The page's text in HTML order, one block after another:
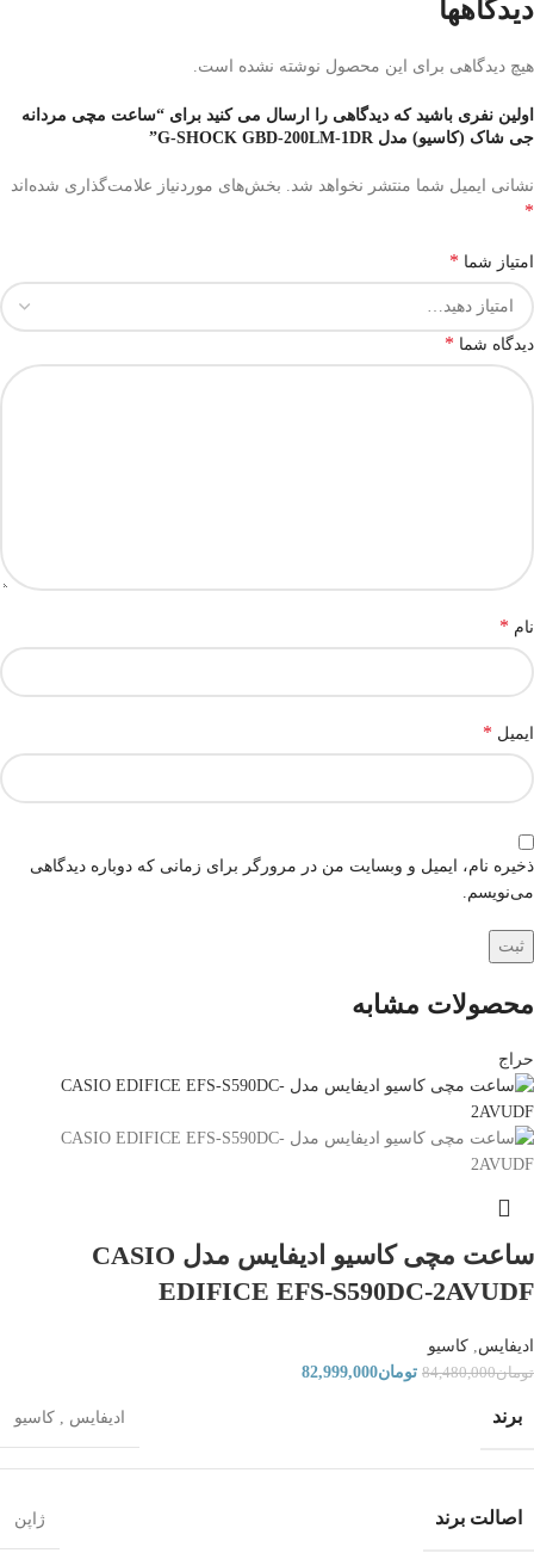
دیدگاهها
هیچ دیدگاهی برای این محصول نوشته نشده است.
اولین نفری باشید که دیدگاهی را ارسال می کنید برای “ساعت مچی مردانه
جی شاک (کاسیو) مدل G-SHOCK GBD-200LM-1DR”
نشانی ایمیل شما منتشر نخواهد شد. بخش‌های موردنیاز علامت‌گذاری شده‌اند
*
امتیاز شما *
دیدگاه شما *
نام *
ایمیل *
ذخیره نام، ایمیل و وبسایت من در مرورگر برای زمانی که دوباره دیدگاهی
می‌نویسم.
محصولات مشابه
حراج
ساعت مچی کاسیو ادیفایس مدل CASIO
EDIFICE EFS-S590DC-2AVUDF
ادیفایس, کاسیو
تومان84,480,000 تومان82,999,000
برند ادیفایس , کاسیو
اصالت برند ژاپن